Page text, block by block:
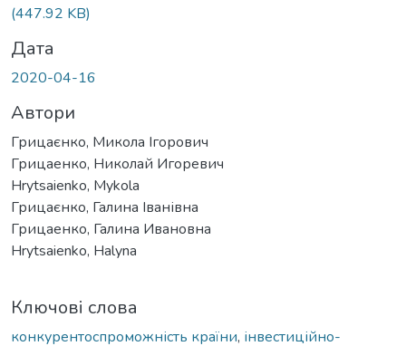
(447.92 KB)
Дата
2020-04-16
Автори
Грицаєнко, Микола Ігорович
Грицаенко, Николай Игоревич
Hrytsaienko, Mykola
Грицаєнко, Галина Іванівна
Грицаенко, Галина Ивановна
Hrytsaienko, Halyna
Ключові слова
конкурентоспроможність країни, інвестиційно-